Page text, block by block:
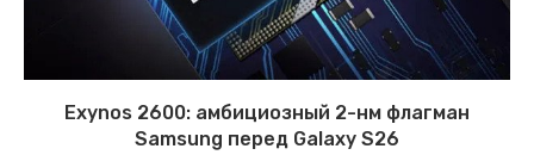
Exynos 2600: амбициозный 2-нм флагман
Samsung перед Galaxy S26